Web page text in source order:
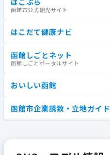
函館市公式観光サイト
はこだて健康ナビ
函館しごとネット
函館しごとポータルサイト
おいしい函館
函館市企業誘致・立地ガイド